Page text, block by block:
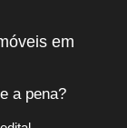
em
a pena?